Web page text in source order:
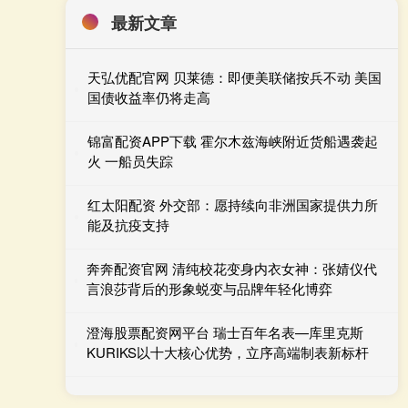
最新文章
天弘优配官网 贝莱德：即便美联储按兵不动 美国
国债收益率仍将走高
锦富配资APP下载 霍尔木兹海峡附近货船遇袭起
火 一船员失踪
红太阳配资 外交部：愿持续向非洲国家提供力所
能及抗疫支持
奔奔配资官网 清纯校花变身内衣女神：张婧仪代
言浪莎背后的形象蜕变与品牌年轻化博弈
澄海股票配资网平台 瑞士百年名表—库里克斯
KURIKS以十大核心优势，立序高端制表新标杆